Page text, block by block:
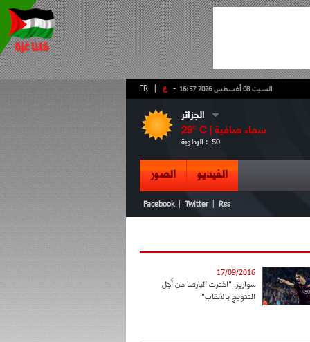
- ع FR السبت 08 أغسطس 2026 16:57
الجزائر
29° C | سماء صافية
الرطوبة : 50
الفيديو الصور
Facebook Twitter Rss
17/09/2016
سواريز: "اخترت البارصا من أجل
التتويج بالألقاب"